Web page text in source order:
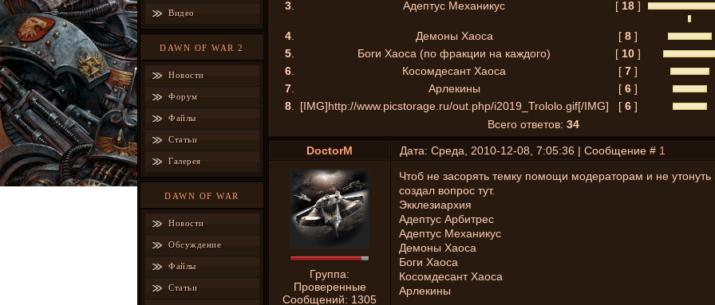
Видео
DAWN OF WAR 2
Новости
Форум
Файлы
Статьи
Галерея
DAWN OF WAR
Новости
Обсуждение
Файлы
Статьи
3 Адептус Механикус [ 18 ]
4 Демоны Хаоса [ 8 ]
5
Боги Хаоса (по фракции на каждого) [ 10 ]
6
Косомдесант Хаоса [ 7 ]
7
Арлекины [ 6 ]
8
[IMG]http://www.picstorage.ru/out.php/i2019_Trololo.gif[/IMG] [ 6 ]
Всего ответов: 34
DoctorM Дата: Среда, 2010-12-08, 7:05:36 | Сообщение # 1
Группа:
Проверенные
Сообщений: 1305
Чтоб не засорять темку помощи модераторам и не утонуть
создал вопрос тут.
Экклезиархия
Адептус Арбитрес
Адептус Механикус
Демоны Хаоса
Боги Хаоса
Косомдесант Хаоса
Арлекины